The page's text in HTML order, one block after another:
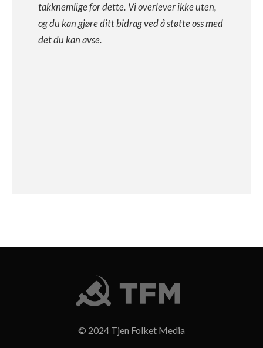
takknemlige for dette. Vi overlever ikke uten,
og du kan gjøre ditt bidrag ved å støtte oss med
det du kan avse.
© 2024 Tjen Folket Media